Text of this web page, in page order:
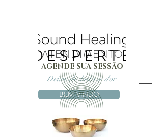
ATENDIMENTO
AGENDE SUA SESSÃO
Deixe de lado a dor
BEM-VINDO